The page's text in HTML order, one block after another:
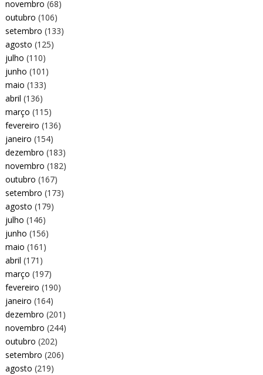
novembro (68)
outubro (106)
setembro (133)
agosto (125)
julho (110)
junho (101)
maio (133)
abril (136)
março (115)
fevereiro (136)
janeiro (154)
dezembro (183)
novembro (182)
outubro (167)
setembro (173)
agosto (179)
julho (146)
junho (156)
maio (161)
abril (171)
março (197)
fevereiro (190)
janeiro (164)
dezembro (201)
novembro (244)
outubro (202)
setembro (206)
agosto (219)